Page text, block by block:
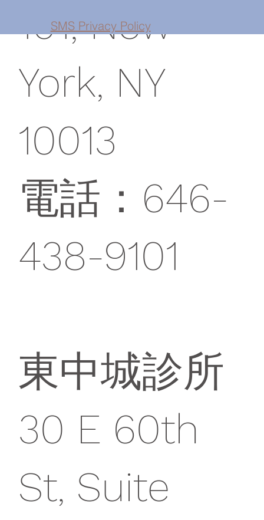
101, New
York, NY
10013
電話：646-
438-9101
東中城診所
30 E 60th
St, Suite
SMS Privacy Policy